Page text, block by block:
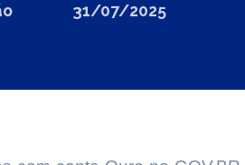
31/07/2025